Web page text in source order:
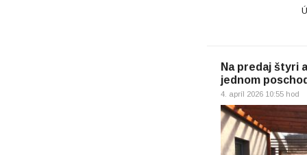
Na predaj štyri
jednom
4. apríl 2026 10:55 hod